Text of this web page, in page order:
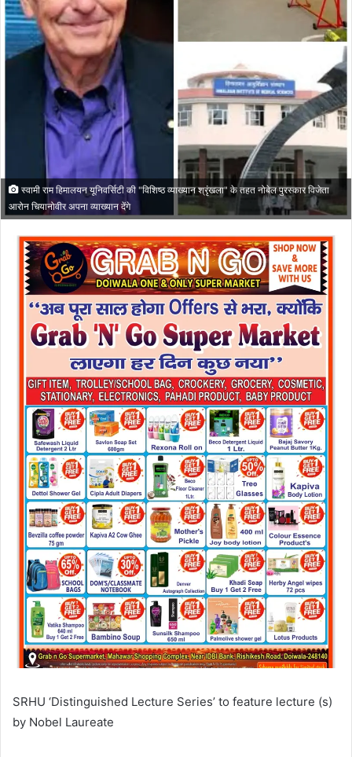
l
स्वामी राम हिमालयन यूनिवर्सिटी की "विशिष्ठ व्याख्यान श्रृंखला" के तहत नोबेल पुरस्कार विजेता
आरोन चियानोवीर अपना व्याख्यान देंगे
SRHU ‘Distinguished Lecture Series’ to feature lecture (s)
by Nobel Laureate